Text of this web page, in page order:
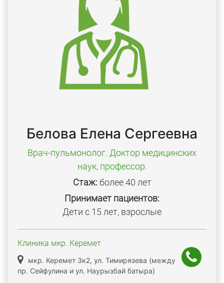
Белова Елена Сергеевна
Врач-пульмонолог. Доктор медицинских
наук, профессор.
Стаж:более 40 лет
Принимает пациентов:
Дети с 15 лет, взрослые
Клиника мкр. Керемет
мкр. Керемет 3к2, ул. Тимирязева (между
пр. Сейфулина и ул. Наурызбай батыра)